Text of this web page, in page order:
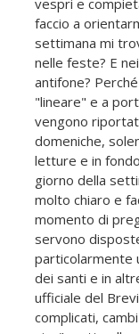
faccio a
settimana mi
nelle feste? E
antifone?
"lineare" e a
vengono
domeniche,
letture e in
giorno della
molto chiaro e
momento di
servono
particolarmente
dei santi e in
ufficiale del
complicati,